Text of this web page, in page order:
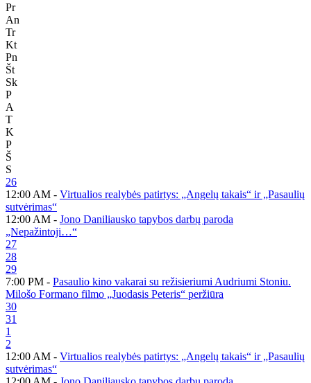
Pr
An
Tr
Kt
Pn
Št
Sk
P
A
T
K
P
Š
S
26
12:00 AM - Virtualios realybės patirtys: „Angelų takais“ ir „Pasaulių
sutvėrimas“
12:00 AM - Jono Daniliausko tapybos darbų paroda
„Nepažintoji…“
27
28
29
7:00 PM - Pasaulio kino vakarai su režisieriumi Audriumi Stoniu.
Milošo Formano filmo „Juodasis Peteris“ peržiūra
30
31
1
2
12:00 AM - Virtualios realybės patirtys: „Angelų takais“ ir „Pasaulių
sutvėrimas“